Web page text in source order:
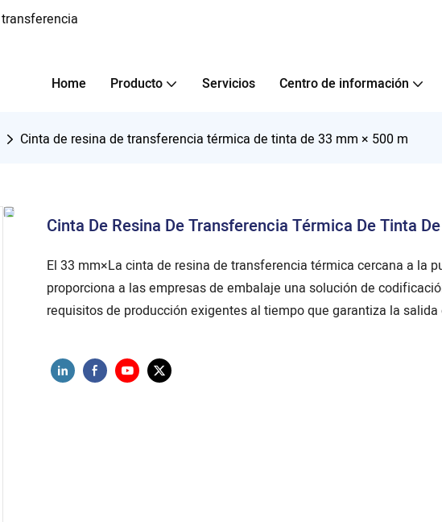
Home Producto Servicios Centro de información
Cinta de resina de transferencia térmica de tinta de 33 mm × 500 m
Cinta De Resina De Transferencia Térmica De Tinta
El 33 mm×La cinta de resina de transferencia térmica cercana a la
proporciona a las empresas de embalaje una solución de
requisitos de producción exigentes al tiempo que garantiza la